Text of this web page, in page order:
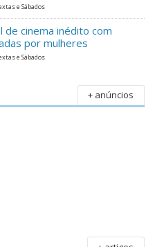
e Sábados
de cinema inédito com
por mulheres
e Sábados
+ anúncios